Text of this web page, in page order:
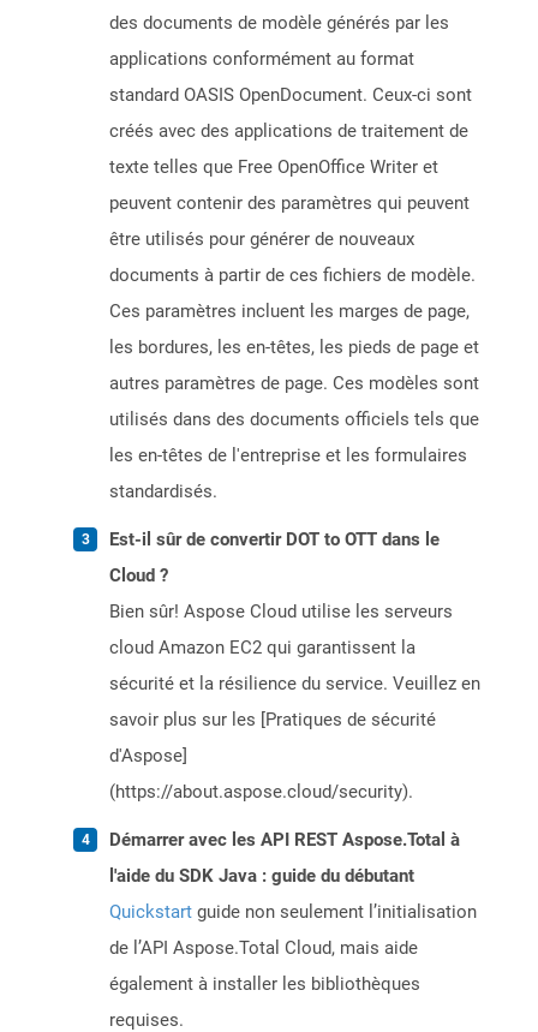
des documents de modèle générés par les
applications conformément au format
standard OASIS OpenDocument. Ceux-ci sont
créés avec des applications de traitement de
texte telles que Free OpenOffice Writer et
peuvent contenir des paramètres qui peuvent
être utilisés pour générer de nouveaux
documents à partir de ces fichiers de modèle.
Ces paramètres incluent les marges de page,
les bordures, les en-têtes, les pieds de page et
autres paramètres de page. Ces modèles sont
utilisés dans des documents officiels tels que
les en-têtes de l'entreprise et les formulaires
standardisés.
Est-il sûr de convertir DOT to OTT dans le
Cloud ?
Bien sûr! Aspose Cloud utilise les serveurs
cloud Amazon EC2 qui garantissent la
sécurité et la résilience du service. Veuillez en
savoir plus sur les [Pratiques de sécurité
d'Aspose]
(https://about.aspose.cloud/security).
Démarrer avec les API REST Aspose.Total à
l'aide du SDK Java : guide du débutant
Quickstart guide non seulement l’initialisation
de l’API Aspose.Total Cloud, mais aide
également à installer les bibliothèques
requises.